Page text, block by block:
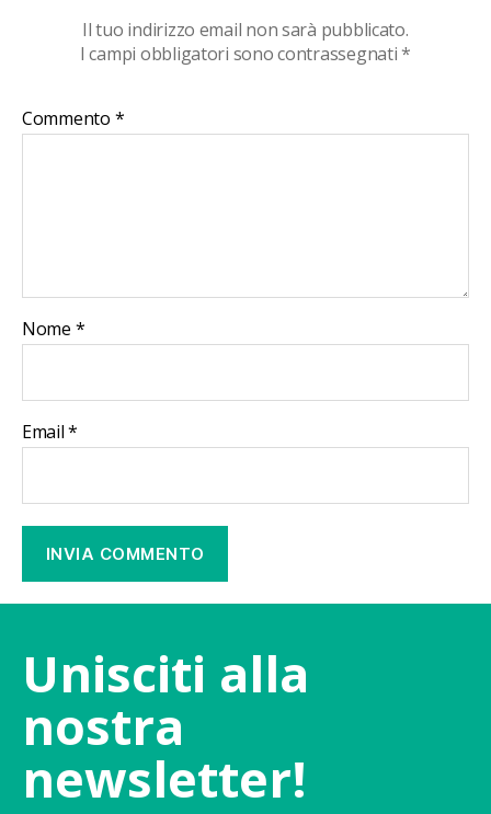
Il tuo indirizzo email non sarà pubblicato.
I campi obbligatori sono contrassegnati*
Commento *
Nome *
Email*
Unisciti alla
nostra
newsletter!